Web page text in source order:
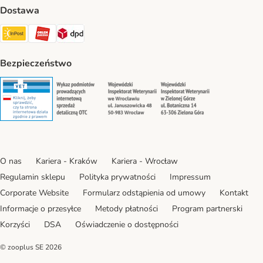
Dostawa
Paczkomat® Shipping Method
ORLEN Paczka Shipping Method
DPD Shipping Method
Bezpieczeństwo
Security Security Security
O nas Kariera - Kraków
Kariera - Wrocław
Regulamin sklepu
Polityka prywatności
Impressum
Corporate Website
Formularz odstąpienia od umowy
Kontakt
Informacje o przesyłce
Metody płatności
Program partnerski
Korzyści
DSA Oświadczenie o dostępności
© zooplus SE 2026